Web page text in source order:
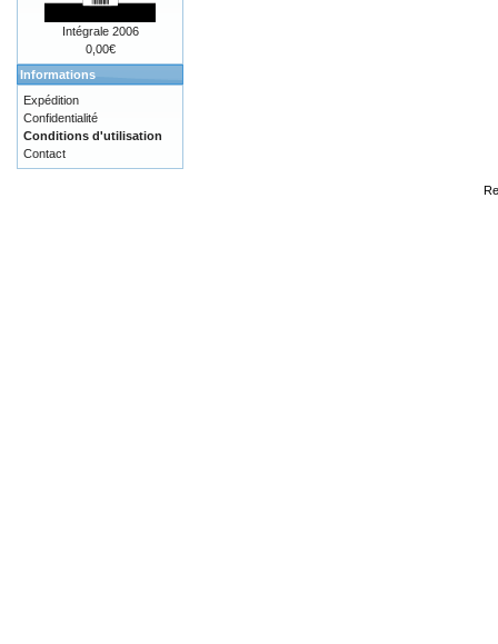
Intégrale 2006
0,00€
Informations
Expédition
Confidentialité
Conditions d'utilisation
Contact